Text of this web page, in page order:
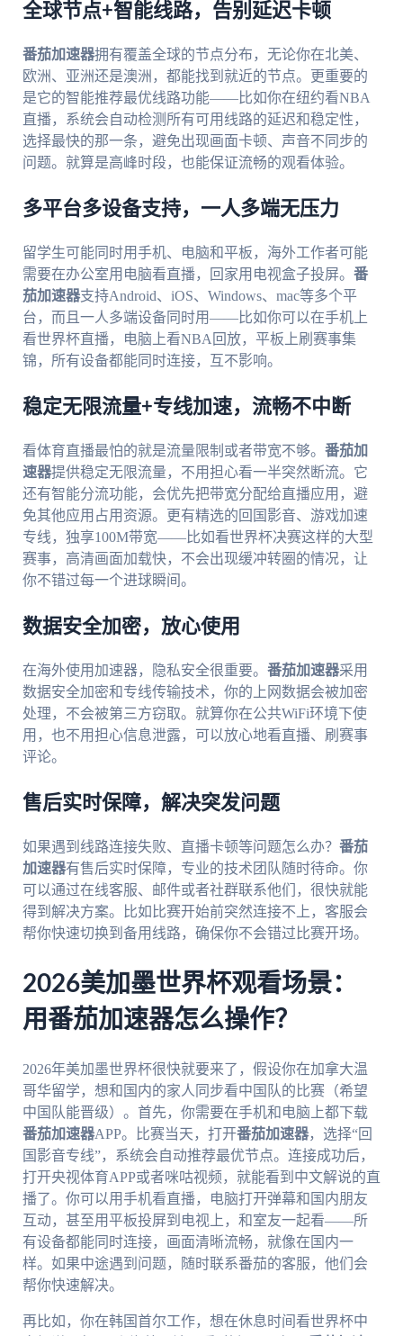
全球节点+智能线路，告别延迟卡顿
番茄加速器拥有覆盖全球的节点分布，无论你在北美、
欧洲、亚洲还是澳洲，都能找到就近的节点。更重要的
是它的智能推荐最优线路功能——比如你在纽约看NBA
直播，系统会自动检测所有可用线路的延迟和稳定性，
选择最快的那一条，避免出现画面卡顿、声音不同步的
问题。就算是高峰时段，也能保证流畅的观看体验。
多平台多设备支持，一人多端无压力
留学生可能同时用手机、电脑和平板，海外工作者可能
需要在办公室用电脑看直播，回家用电视盒子投屏。 番
茄加速器支持Android、iOS、Windows、mac等多个平
台，而且一人多端设备同时用——比如你可以在手机上
看世界杯直播，电脑上看NBA回放，平板上刷赛事集
锦，所有设备都能同时连接，互不影响。
稳定无限流量+专线加速，流畅不中断
看体育直播最怕的就是流量限制或者带宽不够。 番茄加
速器提供稳定无限流量，不用担心看一半突然断流。它
还有智能分流功能，会优先把带宽分配给直播应用，避
免其他应用占用资源。更有精选的回国影音、游戏加速
专线，独享100M带宽——比如看世界杯决赛这样的大型
赛事，高清画面加载快，不会出现缓冲转圈的情况，让
你不错过每一个进球瞬间。
数据安全加密，放心使用
在海外使用加速器，隐私安全很重要。 番茄加速器采用
数据安全加密和专线传输技术，你的上网数据会被加密
处理，不会被第三方窃取。就算你在公共WiFi环境下使
用，也不用担心信息泄露，可以放心地看直播、刷赛事
评论。
售后实时保障，解决突发问题
如果遇到线路连接失败、直播卡顿等问题怎么办？ 番茄
加速器有售后实时保障，专业的技术团队随时待命。你
可以通过在线客服、邮件或者社群联系他们，很快就能
得到解决方案。比如比赛开始前突然连接不上，客服会
帮你快速切换到备用线路，确保你不会错过比赛开场。
2026美加墨世界杯观看场景：
用番茄加速器怎么操作？
2026年美加墨世界杯很快就要来了，假设你在加拿大温
哥华留学，想和国内的家人同步看中国队的比赛（希望
中国队能晋级）。首先，你需要在手机和电脑上都下载
番茄加速器APP。比赛当天，打开番茄加速器，选择“回
国影音专线”，系统会自动推荐最优节点。连接成功后，
打开央视体育APP或者咪咕视频，就能看到中文解说的直
播了。你可以用手机看直播，电脑打开弹幕和国内朋友
互动，甚至用平板投屏到电视上，和室友一起看——所
有设备都能同时连接，画面清晰流畅，就像在国内一
样。如果中途遇到问题，随时联系番茄的客服，他们会
帮你快速解决。
再比如，你在韩国首尔工作，想在休息时间看世界杯中